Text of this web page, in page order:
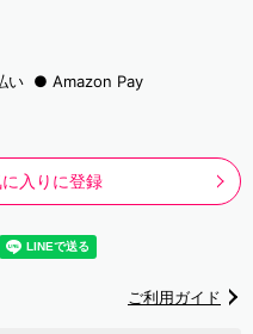
い Amazon Pay
入りに登録
ご利用ガイド